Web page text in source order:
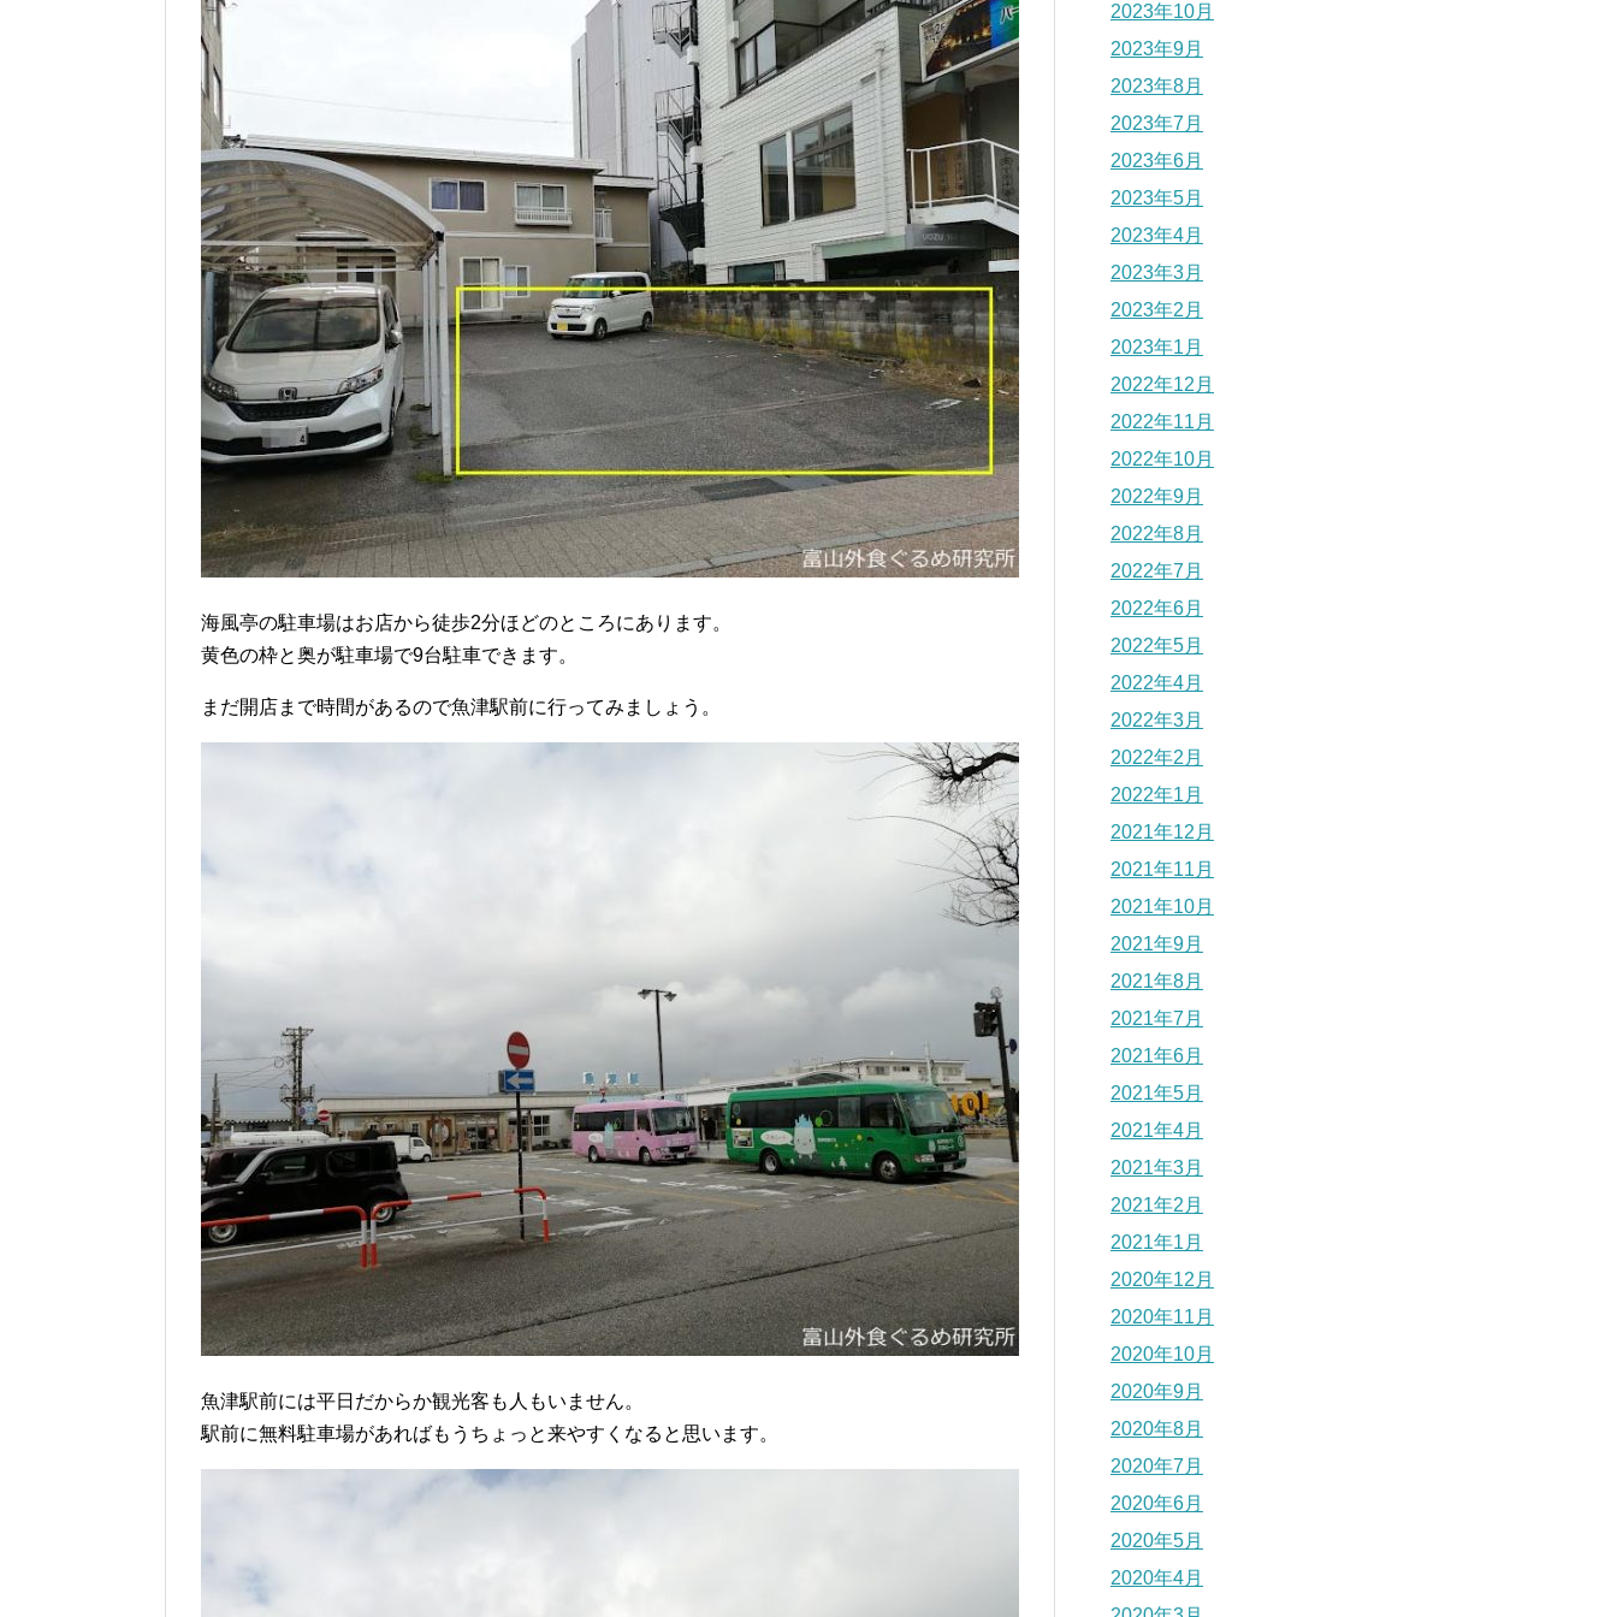
海風亭の駐車場はお店から徒歩2分ほどのところにあります。
黄色の枠と奥が駐車場で9台駐車できます。
まだ開店まで時間があるので魚津駅前に行ってみましょう。
魚津駅前には平日だからか観光客も人もいません。
駅前に無料駐車場があればもうちょっと来やすくなると思います。
2023年10月
2023年9月
2023年8月
2023年7月
2023年6月
2023年5月
2023年4月
2023年3月
2023年2月
2023年1月
2022年12月
2022年11月
2022年10月
2022年9月
2022年8月
2022年7月
2022年6月
2022年5月
2022年4月
2022年3月
2022年2月
2022年1月
2021年12月
2021年11月
2021年10月
2021年9月
2021年8月
2021年7月
2021年6月
2021年5月
2021年4月
2021年3月
2021年2月
2021年1月
2020年12月
2020年11月
2020年10月
2020年9月
2020年8月
2020年7月
2020年6月
2020年5月
2020年4月